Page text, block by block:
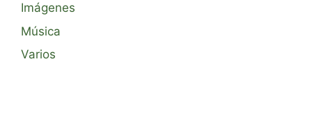
Imágenes
Música
Varios